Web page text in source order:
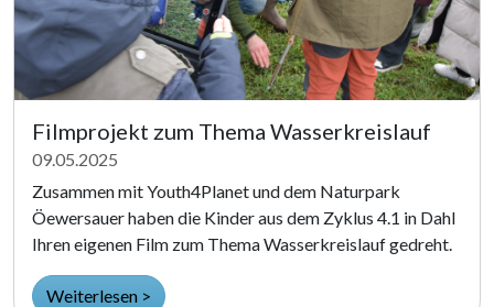
Filmprojekt zum Thema Wasserkreislauf
09.05.2025
Zusammen mit Youth4Planet und dem Naturpark
Öewersauer haben die Kinder aus dem Zyklus 4.1 in Dahl
Ihren eigenen Film zum Thema Wasserkreislauf gedreht.
Weiterlesen >